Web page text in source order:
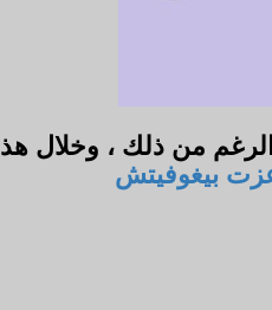
من ذلك ، وخلال
بيغوفيتش